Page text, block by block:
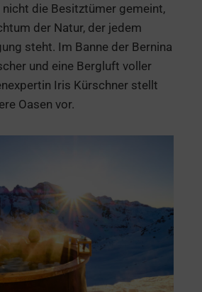
die Besitztümer gemeint,
der Natur, der jedem
steht. Im Banne der Bernina
und eine Bergluft voller
Iris Kürschner stellt
Oasen vor.